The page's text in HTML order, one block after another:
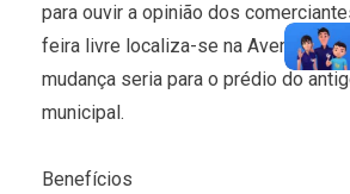
para ouvir a opinião dos
feira livre localiza-se na Avenida
mudança seria para o prédio do
municipal.
Benefícios